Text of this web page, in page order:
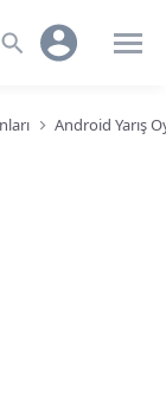
Android Yarış